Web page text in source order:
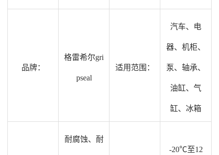
品牌：
格雷希尔gri
pseal
适用范围：
汽车、电
器、机柜、
泵、轴承、
油缸、气
缸、冰箱
耐腐蚀、耐
-20℃至12